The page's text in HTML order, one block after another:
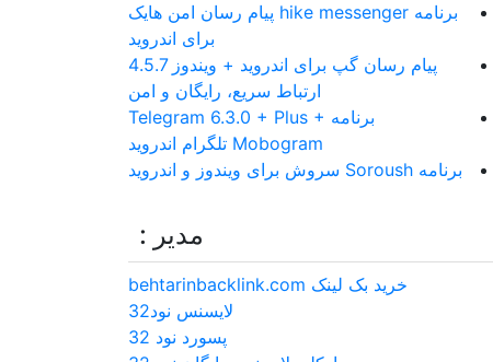
برنامه hike messenger پیام‌ رسان‌ امن هایک
برای اندروید
پیام رسان گپ برای اندروید + ویندوز 4.5.7
ارتباط سریع، رایگان و امن
برنامه Telegram 6.3.0 + Plus +
Mobogram تلگرام اندروید
برنامه Soroush سروش برای ویندوز و اندروید
مدیر :
خرید بک لینک behtarinbacklink.com
لایسنس نود32
پسورد نود 32